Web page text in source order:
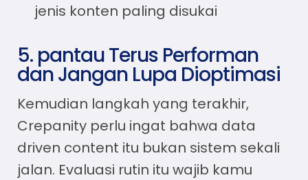
jenis konten paling disukai
5. pantau Terus Performan
dan Jangan Lupa Dioptimasi
Kemudian langkah yang terakhir,
Crepanity perlu ingat bahwa data
driven content itu bukan sistem sekali
jalan. Evaluasi rutin itu wajib kamu